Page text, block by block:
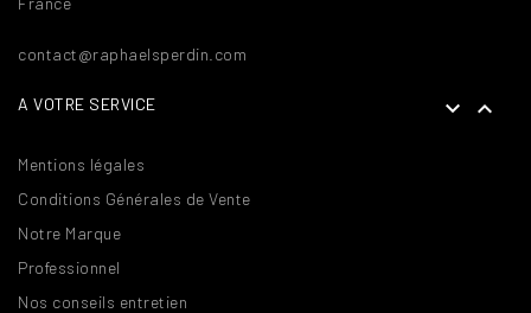
contact@raphaelsperdin.com
A VOTRE SERVICE  
Mentions légales
Conditions Générales de Vente
Notre Marque
Professionnel
Nos conseils entretien